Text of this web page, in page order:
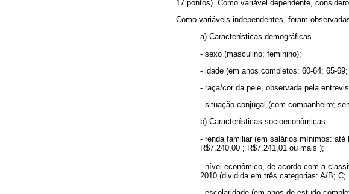
17 pontos). Como variável dependente,
Como variáveis independentes, foram
a) Características demográficas
- sexo (masculino; feminino);
- idade (em anos completos: 60-64; 65-
- raça/cor da pele, observada pela
- situação conjugal (com companheiro;
b) Características socioeconômicas
- renda familiar (em salários mínimos: até
R$7.240,00 ; R$7.241,01 ou mais );
- nível econômico, de acordo com a
2010 (dividida em três categorias: A/B; C;